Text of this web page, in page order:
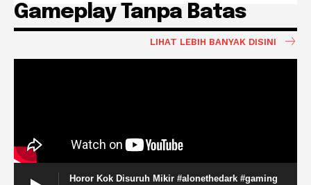
Gameplay Tanpa Batas
LIHAT LEBIH BANYAK DISINI
Horor Kok Disuruh Mikir #alonethedark #gaming